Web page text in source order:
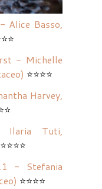
Alice Basso,
- Michelle
⭐⭐⭐⭐
Harvey,
Ilaria Tuti,
- Stefania
⭐⭐⭐⭐